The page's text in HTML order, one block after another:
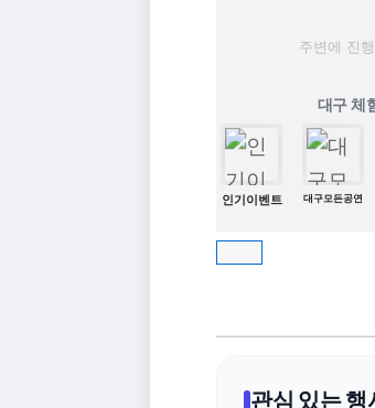
주변에 진
대구 체
인기이벤트 대구모든공연
관심 있는